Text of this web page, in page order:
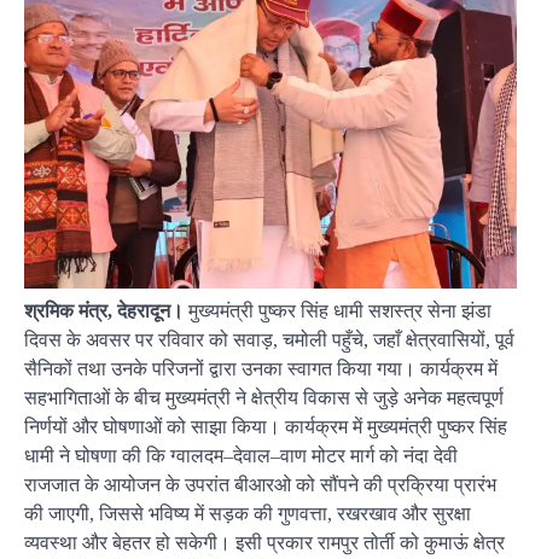
श्रमिक मंत्र, देहरादून। मुख्यमंत्री पुष्कर सिंह धामी सशस्त्र सेना झंडा
दिवस के अवसर पर रविवार को सवाड़, चमोली पहुँचे, जहाँ क्षेत्रवासियों, पूर्व
सैनिकों तथा उनके परिजनों द्वारा उनका स्वागत किया गया। कार्यक्रम में
सहभागिताओं के बीच मुख्यमंत्री ने क्षेत्रीय विकास से जुड़े अनेक महत्वपूर्ण
निर्णयों और घोषणाओं को साझा किया। कार्यक्रम में मुख्यमंत्री पुष्कर सिंह
धामी ने घोषणा की कि ग्वालदम–देवाल–वाण मोटर मार्ग को नंदा देवी
राजजात के आयोजन के उपरांत बीआरओ को सौंपने की प्रक्रिया प्रारंभ
की जाएगी, जिससे भविष्य में सड़क की गुणवत्ता, रखरखाव और सुरक्षा
व्यवस्था और बेहतर हो सकेगी। इसी प्रकार रामपुर तोर्ती को कुमाऊं क्षेत्र